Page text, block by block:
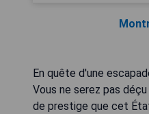
En quête d'une
Vous ne serez pas
de prestige que cet